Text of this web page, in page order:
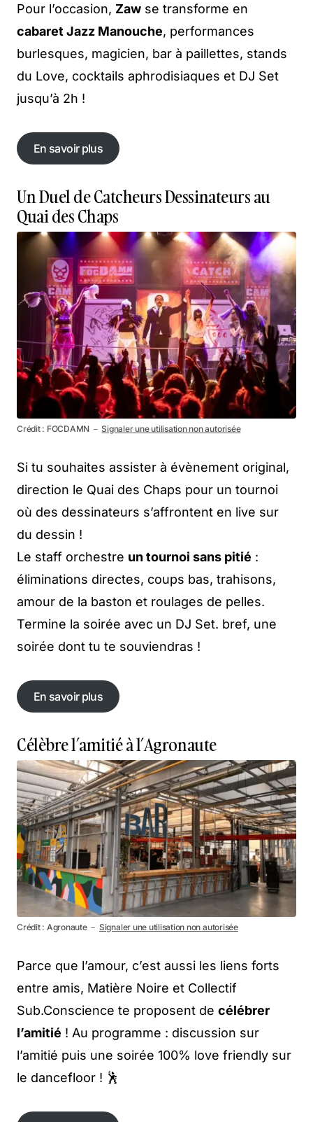
Pour l’occasion, Zaw se transforme en
cabaret Jazz Manouche, performances
burlesques, magicien, bar à paillettes, stands
du Love, cocktails aphrodisiaques et DJ Set
jusqu’à 2h !
En savoir plus
En savoir plus
Un Duel de Catcheurs Dessinateurs au
Quai des Chaps
Crédit : FOCDAMN －Signaler une utilisation non autorisée
Si tu souhaites assister à évènement original,
direction le Quai des Chaps pour un tournoi
où des dessinateurs s’affrontent en live sur
du dessin !
Le staff orchestre un tournoi sans pitié :
éliminations directes, coups bas, trahisons,
amour de la baston et roulages de pelles.
Termine la soirée avec un DJ Set. bref, une
soirée dont tu te souviendras !
En savoir plus
En savoir plus
Célèbre l’amitié à l’Agronaute
Crédit : Agronaute － Signaler une utilisation non autorisée
Parce que l’amour, c’est aussi les liens forts
entre amis, Matière Noire et Collectif
Sub.Conscience te proposent de célébrer
l’amitié ! Au programme : discussion sur
l’amitié puis une soirée 100% love friendly sur
le dancefloor ! 🕺